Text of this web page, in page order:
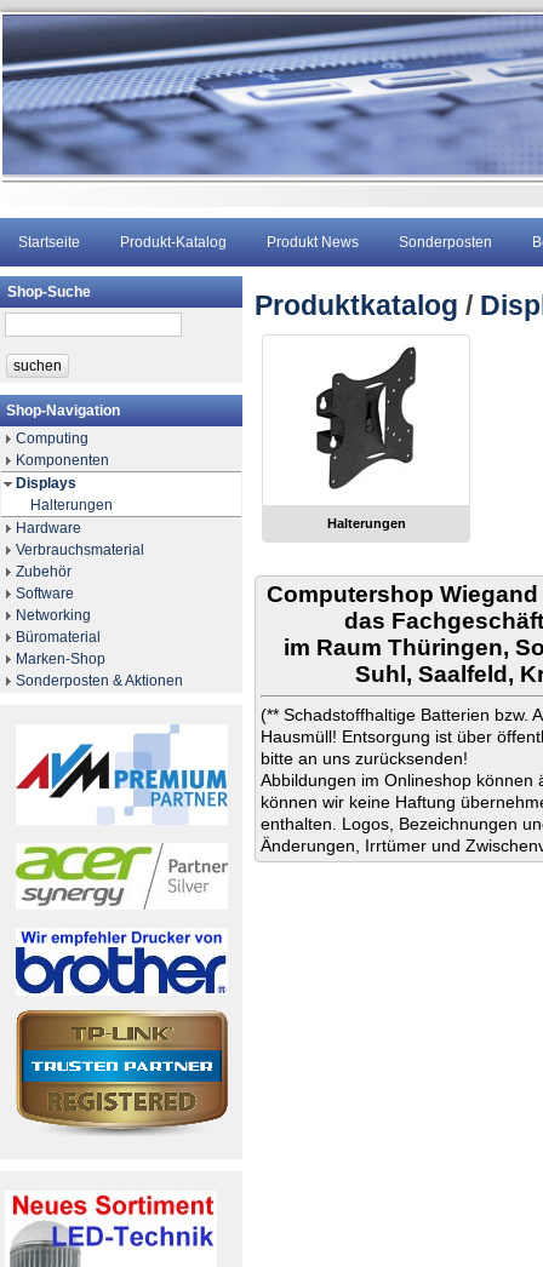
Startseite Produkt-Katalog Produkt News Sonderposten
Shop-Suche
Shop-Navigation
Computing
Komponenten
Displays
Halterungen
Hardware
Verbrauchsmaterial
Zubehör
Software
Networking
Büromaterial
Marken-Shop
Sonderposten & Aktionen
Produktkatalog /
Halterungen
Computershop
das
im Raum Thüringen,
Suhl, Saalfeld,
(** Schadstoffhaltige Batterien bzw.
Hausmüll! Entsorgung ist über
bitte an uns zurücksenden!
Abbildungen im Onlineshop
können wir keine Haftung
enthalten. Logos, Bezeichnungen
Änderungen, Irrtümer und